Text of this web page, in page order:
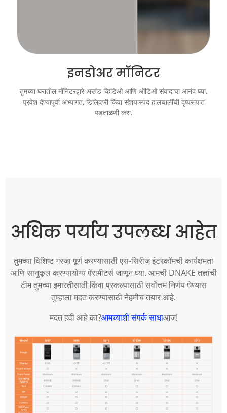
इनडोअर मॉनिटर
तुमच्या घरातील मॉनिटरद्वारे अखंड व्हिडिओ आणि ऑडिओ संवादाचा आनंद घ्या.
प्रवेश देण्यापूर्वी अभ्यागत, डिलिव्हरी किंवा संशयास्पद हालचालींची दृष्यरूपात
पडताळणी करा.
अधिक पर्याय उपलब्ध आहेत
तुमच्या विशिष्ट गरजा पूर्ण करण्यासाठी एस-सिरीज इंटरकॉमची कार्यक्षमता
आणि सानुकूल करण्यायोग्य पॅरामीटर्स जाणून घ्या. आमची DNAKE तज्ञांची
टीम तुमच्या इमारतीसाठी किंवा प्रकल्पासाठी सर्वोत्तम निर्णय घेण्यास
तुम्हाला मदत करण्यासाठी नेहमीच तयार आहे.
मदत हवी आहे का?आमच्याशी संपर्क साधाआज!